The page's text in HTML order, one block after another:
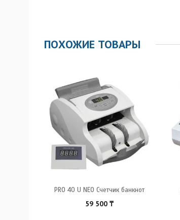
ПОХОЖИЕ ТОВАРЫ
PRO 40 U NEO Счетчик банкнот
59 500 ₸